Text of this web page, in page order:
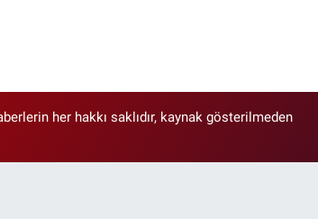
her hakkı saklıdır, kaynak gösterilmeden